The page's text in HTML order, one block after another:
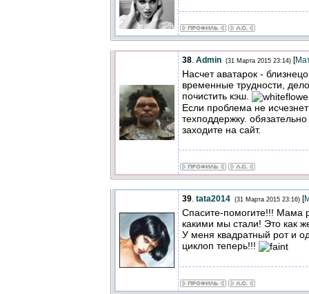
38. Admin (31 Марта 2015 23:14) [
Насчет аватарок -
временные трудности,
почистить кэш.
Если проблема не
техподдержку. обязательно
заходите на сайт.
39. tata2014 (31 Марта 2015 23:16) [
Спасите-помогите!!!
какими мы стали! Это как
У меня квадратный рот и
циклоп теперь!!!